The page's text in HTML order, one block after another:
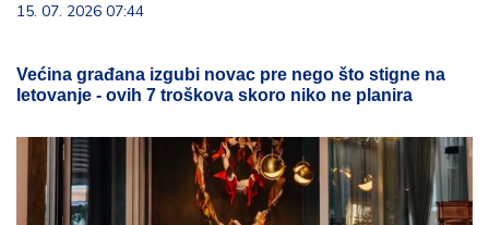
15. 07. 2026 07:44
Većina građana izgubi novac pre nego što stigne na
letovanje - ovih 7 troškova skoro niko ne planira